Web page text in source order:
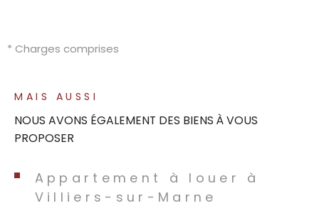
* Charges comprises
MAIS AUSSI
NOUS AVONS ÉGALEMENT DES BIENS À VOUS
PROPOSER
Appartement à louer à
Villiers-sur-Marne